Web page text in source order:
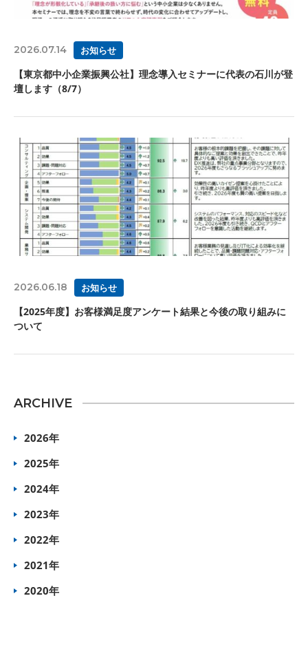
2026.07.14 お知らせ
【東京都中小企業振興公社】理念導入セミナーに代表の石川が登
壇します（8/7）
2026.06.18 お知らせ
【2025年度】お客様満足度アンケート結果と今後の取り組みに
ついて
ARCHIVE
2026年
2025年
2024年
2023年
2022年
2021年
2020年